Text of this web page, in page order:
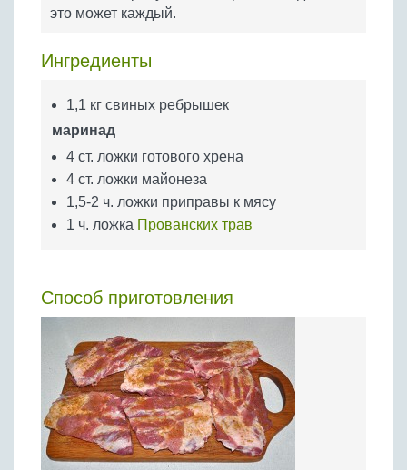
Бобовые
Крупы
это может каждый.
Ингредиенты
1,1 кг свиных ребрышек
маринад
4 ст. ложки готового хрена
4 ст. ложки майонеза
1,5-2 ч. ложки приправы к мясу
1 ч. ложка Прованских трав
Способ приготовления